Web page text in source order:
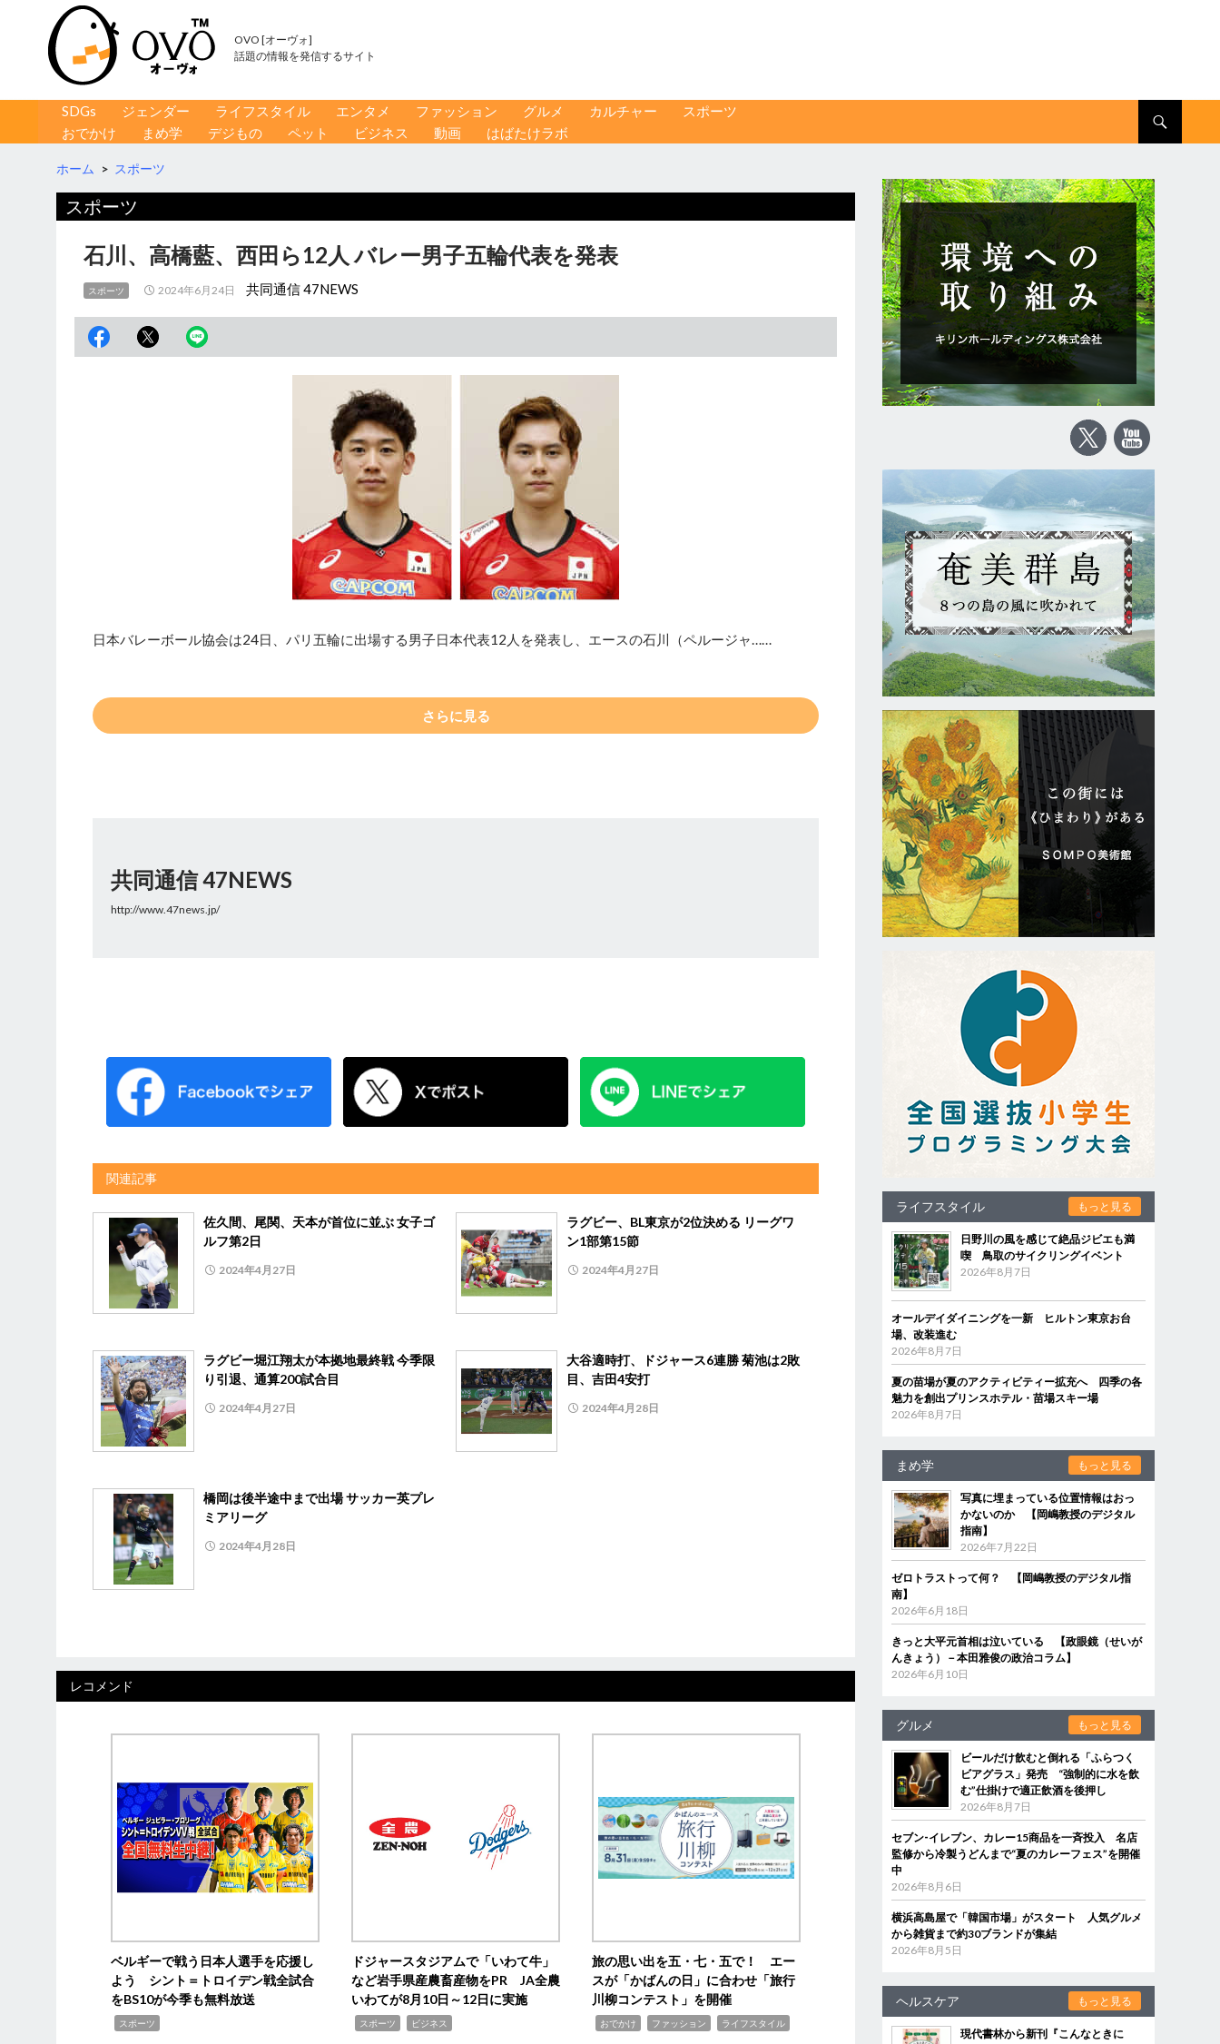
OVO [オーヴォ]
話題の情報を発信するサイト
コンテンツへ移動
SDGs ジェンダー ライフスタイル エンタメ ファッション グルメ カルチャー
スポーツ
おでかけ
まめ学 デジもの ペット ビジネス 動画 はばたけラボ
ホーム > スポーツ
スポーツ
石川、高橋藍、西田ら12人 バレー男子五輪代表を発表
スポーツ 2024年6月24日 共同通信 47NEWS
日本バレーボール協会は24日、パリ五輪に出場する男子日本代表12人を発表し、エースの石川（ペルージャ……
さらに見る
共同通信 47NEWS
http://www.47news.jp/
関連記事
佐久間、尾関、天本が首位に並ぶ 女子ゴ
ルフ第2日
2024年4月27日
ラグビー、BL東京が2位決める リーグワ
ン1部第15節
2024年4月27日
ラグビー堀江翔太が本拠地最終戦 今季限
り引退、通算200試合目
2024年4月27日
大谷適時打、ドジャース6連勝 菊池は2敗
目、吉田4安打
2024年4月28日
橋岡は後半途中まで出場 サッカー英プレ
ミアリーグ
2024年4月28日
レコメンド
ベルギーで戦う日本人選手を応援し
よう シント＝トロイデン戦全試合
をBS10が今季も無料放送
スポーツ
ドジャースタジアムで「いわて牛」
など岩手県産農畜産物をPR JA全農
いわてが8月10日～12日に実施
スポーツ ビジネス
旅の思い出を五・七・五で！ エー
スが「かばんの日」に合わせ「旅行
川柳コンテスト」を開催
おでかけ ファッション ライフスタイル
ライフスタイル もっと見る
日野川の風を感じて絶品ジビエも満
喫 鳥取のサイクリングイベント
2026年8月7日
オールデイダイニングを一新 ヒルトン東京お台
場、改装進む
2026年8月7日
夏の苗場が夏のアクティビティー拡充へ 四季の各
魅力を創出プリンスホテル・苗場スキー場
2026年8月7日
まめ学 もっと見る
写真に埋まっている位置情報はおっ
かないのか 【岡嶋教授のデジタル
指南】
2026年7月22日
ゼロトラストって何？ 【岡嶋教授のデジタル指
南】
2026年6月18日
きっと大平元首相は泣いている 【政眼鏡（せいが
んきょう）－本田雅俊の政治コラム】
2026年6月10日
グルメ もっと見る
ビールだけ飲むと倒れる「ふらつく
ビアグラス」発売 “強制的に水を飲
む”仕掛けで適正飲酒を後押し
2026年8月7日
セブン‐イレブン、カレー15商品を一斉投入 名店
監修から冷製うどんまで“夏のカレーフェス”を開催
中
2026年8月6日
横浜高島屋で「韓国市場」がスタート 人気グルメ
から雑貨まで約30ブランドが集結
2026年8月5日
ヘルスケア もっと見る
現代書林から新刊『こんなときに